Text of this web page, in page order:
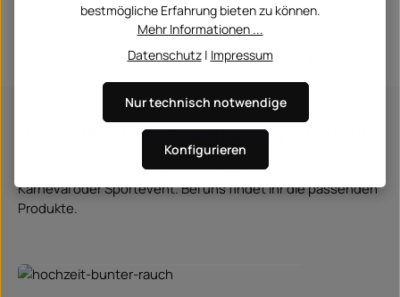
Dröschlers Themenwelt der Pyrotechnik
Ob Hochzeit, Gender-Reveal-Partys, Fotoshooting,
Karneval oder Sportevent. Bei uns findet ihr die passenden
Produkte.
Pyrotechnik für besondere Momente
Pyrotechnik für Karneval und Party
bestmögliche Erfahrung bieten zu können.
Mehr Informationen ...
Datenschutz| Impressum
Nur technisch notwendige
Konfigurieren